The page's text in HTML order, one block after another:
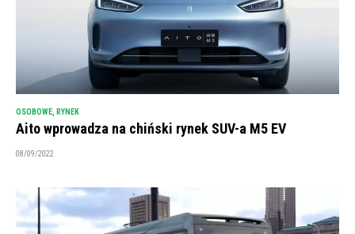
OSOBOWE RYNEK
Aito wprowadza na chiński rynek SUV-a M5 EV
08/09/2022